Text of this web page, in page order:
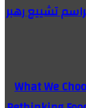
تشییع رهبر
What We